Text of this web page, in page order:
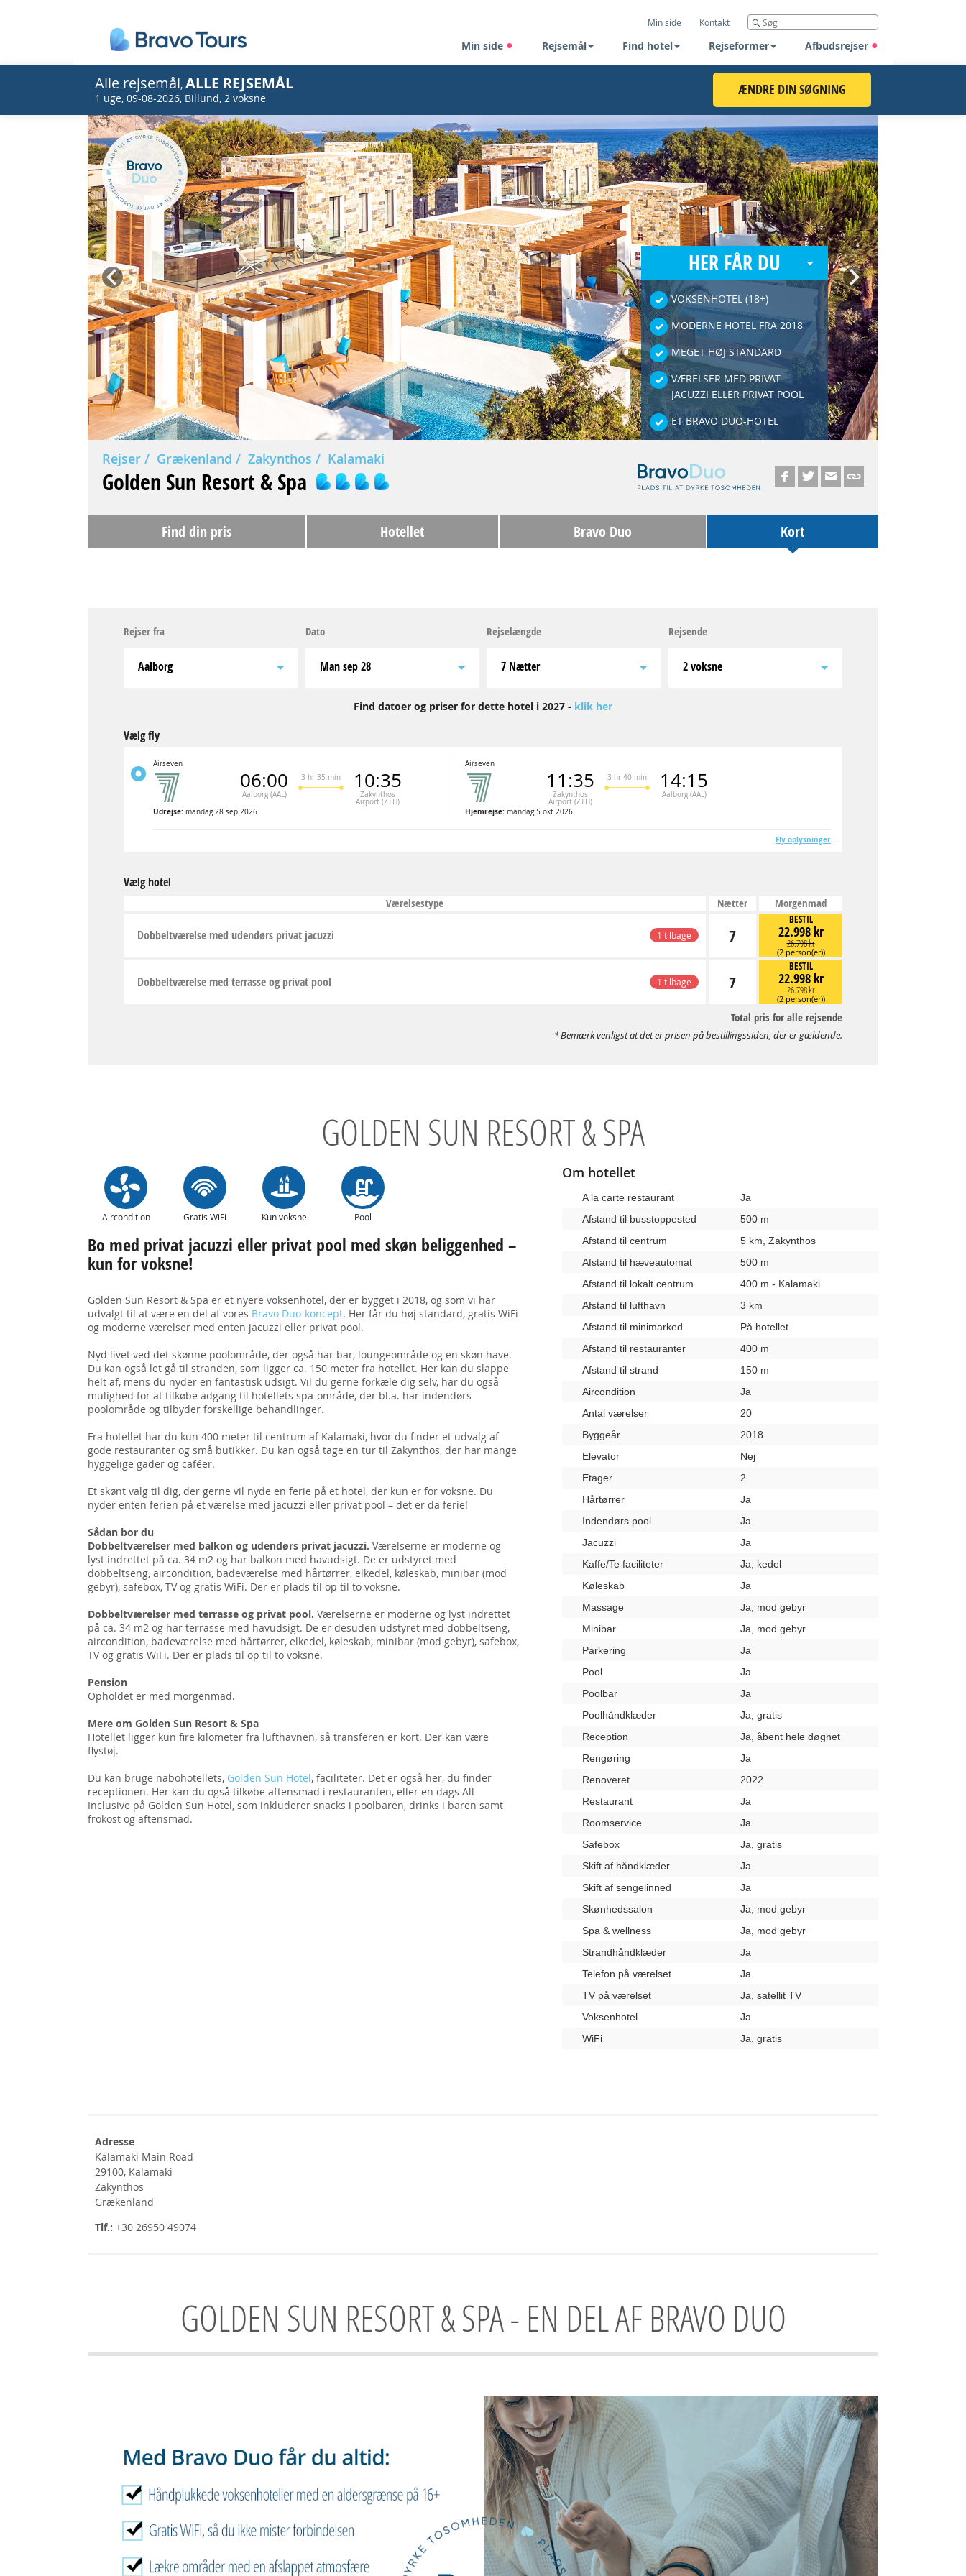
Min side Kontakt
Min side Rejsemål Find hotel Rejseformer Afbudsrejser
Alle rejsemål, ALLE REJSEMÅL
1 uge, 09-08-2026, Billund, 2 voksne ÆNDRE DIN SØGNING
HER FÅR DU
VOKSENHOTEL (18+)
MODERNE HOTEL FRA 2018
MEGET HØJ STANDARD
VÆRELSER MED PRIVAT
JACUZZI ELLER PRIVAT POOL
ET BRAVO DUO-HOTEL
Prev Next
Rejser Grækenland Zakynthos Kalamaki
Golden Sun Resort & Spa
Find din pris Hotellet Bravo Duo Kort
Rejser fra
Aalborg
Dato
man sep 28
Rejselængde
7 Nætter
Rejsende
2 voksne
Find datoer og priser for dette hotel i 2027 - klik her
Vælg fly
Airseven
06:00
Aalborg (AAL)
3 hr 35 min 10:35
Zakynthos
Airport (ZTH)
Udrejse: mandag 28 sep 2026
Airseven
11:35
Zakynthos
Airport (ZTH)
3 hr 40 min 14:15
Aalborg (AAL)
Hjemrejse: mandag 5 okt 2026
Fly oplysninger
Vælg hotel
Værelsestype Nætter Morgenmad
1 tilbage
Dobbeltværelse med udendørs privat jacuzzi 7
BESTIL
22.998 kr
26.798 kr
(2 person(er))
1 tilbage
Dobbeltværelse med terrasse og privat pool 7
BESTIL
22.998 kr
26.798 kr
(2 person(er))
Total pris for alle rejsende
Bemærk venligst at det er prisen på bestillingssiden, der er gældende.
GOLDEN SUN RESORT & SPA
Aircondition Gratis WiFi Kun voksne Pool
Bo med privat jacuzzi eller privat pool med skøn beliggenhed –
kun for voksne!
Golden Sun Resort & Spa er et nyere voksenhotel, der er bygget i 2018, og som vi har
udvalgt til at være en del af vores Bravo Duo-koncept. Her får du høj standard, gratis WiFi
og moderne værelser med enten jacuzzi eller privat pool.
Nyd livet ved det skønne poolområde, der også har bar, loungeområde og en skøn have.
Du kan også let gå til stranden, som ligger ca. 150 meter fra hotellet. Her kan du slappe
helt af, mens du nyder en fantastisk udsigt. Vil du gerne forkæle dig selv, har du også
mulighed for at tilkøbe adgang til hotellets spa-område, der bl.a. har indendørs
poolområde og tilbyder forskellige behandlinger.
Fra hotellet har du kun 400 meter til centrum af Kalamaki, hvor du finder et udvalg af
gode restauranter og små butikker. Du kan også tage en tur til Zakynthos, der har mange
hyggelige gader og caféer.
Et skønt valg til dig, der gerne vil nyde en ferie på et hotel, der kun er for voksne. Du
nyder enten ferien på et værelse med jacuzzi eller privat pool – det er da ferie!
Sådan bor du
Dobbeltværelser med balkon og udendørs privat jacuzzi. Værelserne er moderne og
lyst indrettet på ca. 34 m2 og har balkon med havudsigt. De er udstyret med
dobbeltseng, aircondition, badeværelse med hårtørrer, elkedel, køleskab, minibar (mod
gebyr), safebox, TV og gratis WiFi. Der er plads til op til to voksne.
Dobbeltværelser med terrasse og privat pool. Værelserne er moderne og lyst indrettet
på ca. 34 m2 og har terrasse med havudsigt. De er desuden udstyret med dobbeltseng,
aircondition, badeværelse med hårtørrer, elkedel, køleskab, minibar (mod gebyr), safebox,
TV og gratis WiFi. Der er plads til op til to voksne.
Pension
Opholdet er med morgenmad.
Mere om Golden Sun Resort & Spa
Hotellet ligger kun fire kilometer fra lufthavnen, så transferen er kort. Der kan være
flystøj.
Du kan bruge nabohotellets, Golden Sun Hotel, faciliteter. Det er også her, du finder
receptionen. Her kan du også tilkøbe aftensmad i restauranten, eller en dags All
Inclusive på Golden Sun Hotel, som inkluderer snacks i poolbaren, drinks i baren samt
frokost og aftensmad.
Om hotellet
A la carte restaurant
Ja
Afstand til busstoppested
500 m
Afstand til centrum
5 km, Zakynthos
Afstand til hæveautomat
500 m
Afstand til lokalt centrum
400 m - Kalamaki
Afstand til lufthavn
3 km
Afstand til minimarked
På hotellet
Afstand til restauranter
400 m
Afstand til strand
150 m
Aircondition
Ja
Antal værelser
20
Byggeår
2018
Elevator
Nej
Etager
2
Hårtørrer
Ja
Indendørs pool
Ja
Jacuzzi
Ja
Kaffe/Te faciliteter
Ja, kedel
Køleskab
Ja
Massage
Ja, mod gebyr
Minibar
Ja, mod gebyr
Parkering
Ja
Pool
Ja
Poolbar
Ja
Poolhåndklæder
Ja, gratis
Reception
Ja, åbent hele døgnet
Rengøring
Ja
Renoveret
2022
Restaurant
Ja
Roomservice
Ja
Safebox
Ja, gratis
Skift af håndklæder
Ja
Skift af sengelinned
Ja
Skønhedssalon
Ja, mod gebyr
Spa & wellness
Ja, mod gebyr
Strandhåndklæder
Ja
Telefon på værelset
Ja
TV på værelset
Ja, satellit TV
Voksenhotel
Ja
WiFi
Ja, gratis
Adresse
Kalamaki Main Road
29100, Kalamaki
Zakynthos
Grækenland
Tlf.: +30 26950 49074
GOLDEN SUN RESORT & SPA - EN DEL AF BRAVO DUO